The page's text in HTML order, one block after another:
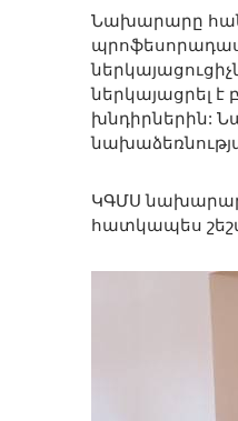
Նախարարը
ներկայացրել է
խնդիրներին:
ԿԳՄՍ նախարար
հատկապես